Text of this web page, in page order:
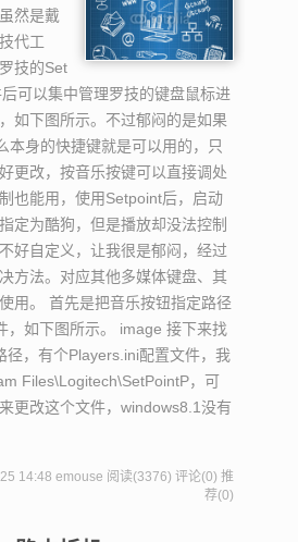
然是戴
代工
技的Set
可以集中管理罗技的键盘鼠标进
如下图所示。不过郁闷的是如果
本身的快捷键就是可以用的，只
更改，按音乐按键可以直接调处
也能用，使用Setpoint后，启动
定为酷狗，但是播放却没法控制
好自定义，让我很是郁闷，经过
方法。对应其他多媒体键盘、其
用。 首先是把音乐按钮指定路径
，如下图所示。 image 接下来找
径，有个Players.ini配置文件，我
Files\Logitech\SetPointP，可
更改这个文件，windows8.1没有
14:48 emouse 阅读(3376) 评论(0) 推
荐(0)